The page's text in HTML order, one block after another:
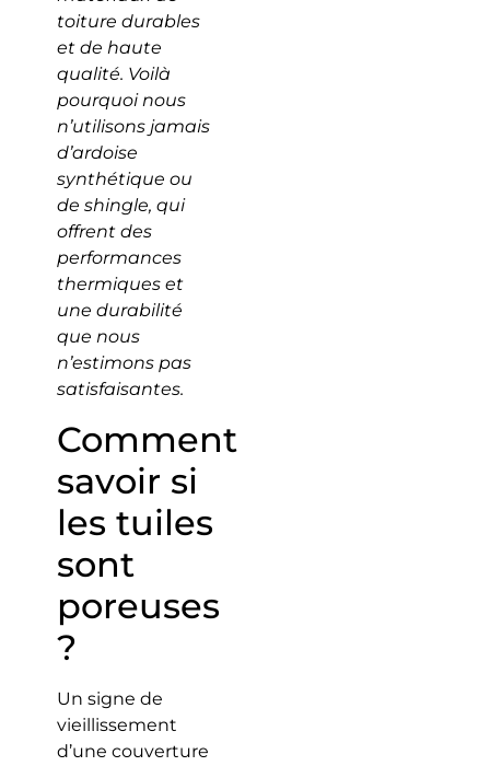
toiture durables
et de haute
qualité. Voilà
pourquoi nous
n’utilisons jamais
d’ardoise
synthétique ou
de shingle, qui
offrent des
performances
thermiques et
une durabilité
que nous
n’estimons pas
satisfaisantes.
Comment
savoir si
les tuiles
sont
poreuses
?
Un signe de
vieillissement
d’une couverture